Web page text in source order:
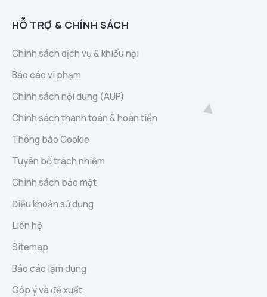
HỖ TRỢ & CHÍNH SÁCH
Chính sách dịch vụ & khiếu nại
Báo cáo vi phạm
Chính sách nội dung (AUP)
Chính sách thanh toán & hoàn tiền
Thông báo Cookie
Tuyên bố trách nhiệm
Chính sách bảo mật
Điều khoản sử dụng
Liên hệ
Sitemap
Báo cáo lạm dụng
Góp ý và đề xuất